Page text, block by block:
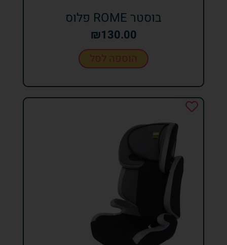
בוסטר ROME פלוס
₪130.00
הוספה לסל